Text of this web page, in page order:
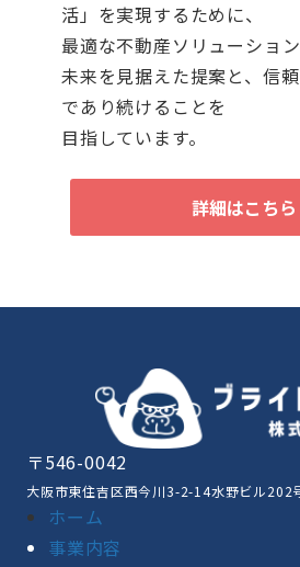
活」を実現するために、
最適な不動産ソリューション
未来を見据えた提案と、信
であり続けることを
目指しています。
詳細はこちら
〒546-0042
大阪市東住吉区西今川3-2-14水野ビル202
ホーム
事業内容